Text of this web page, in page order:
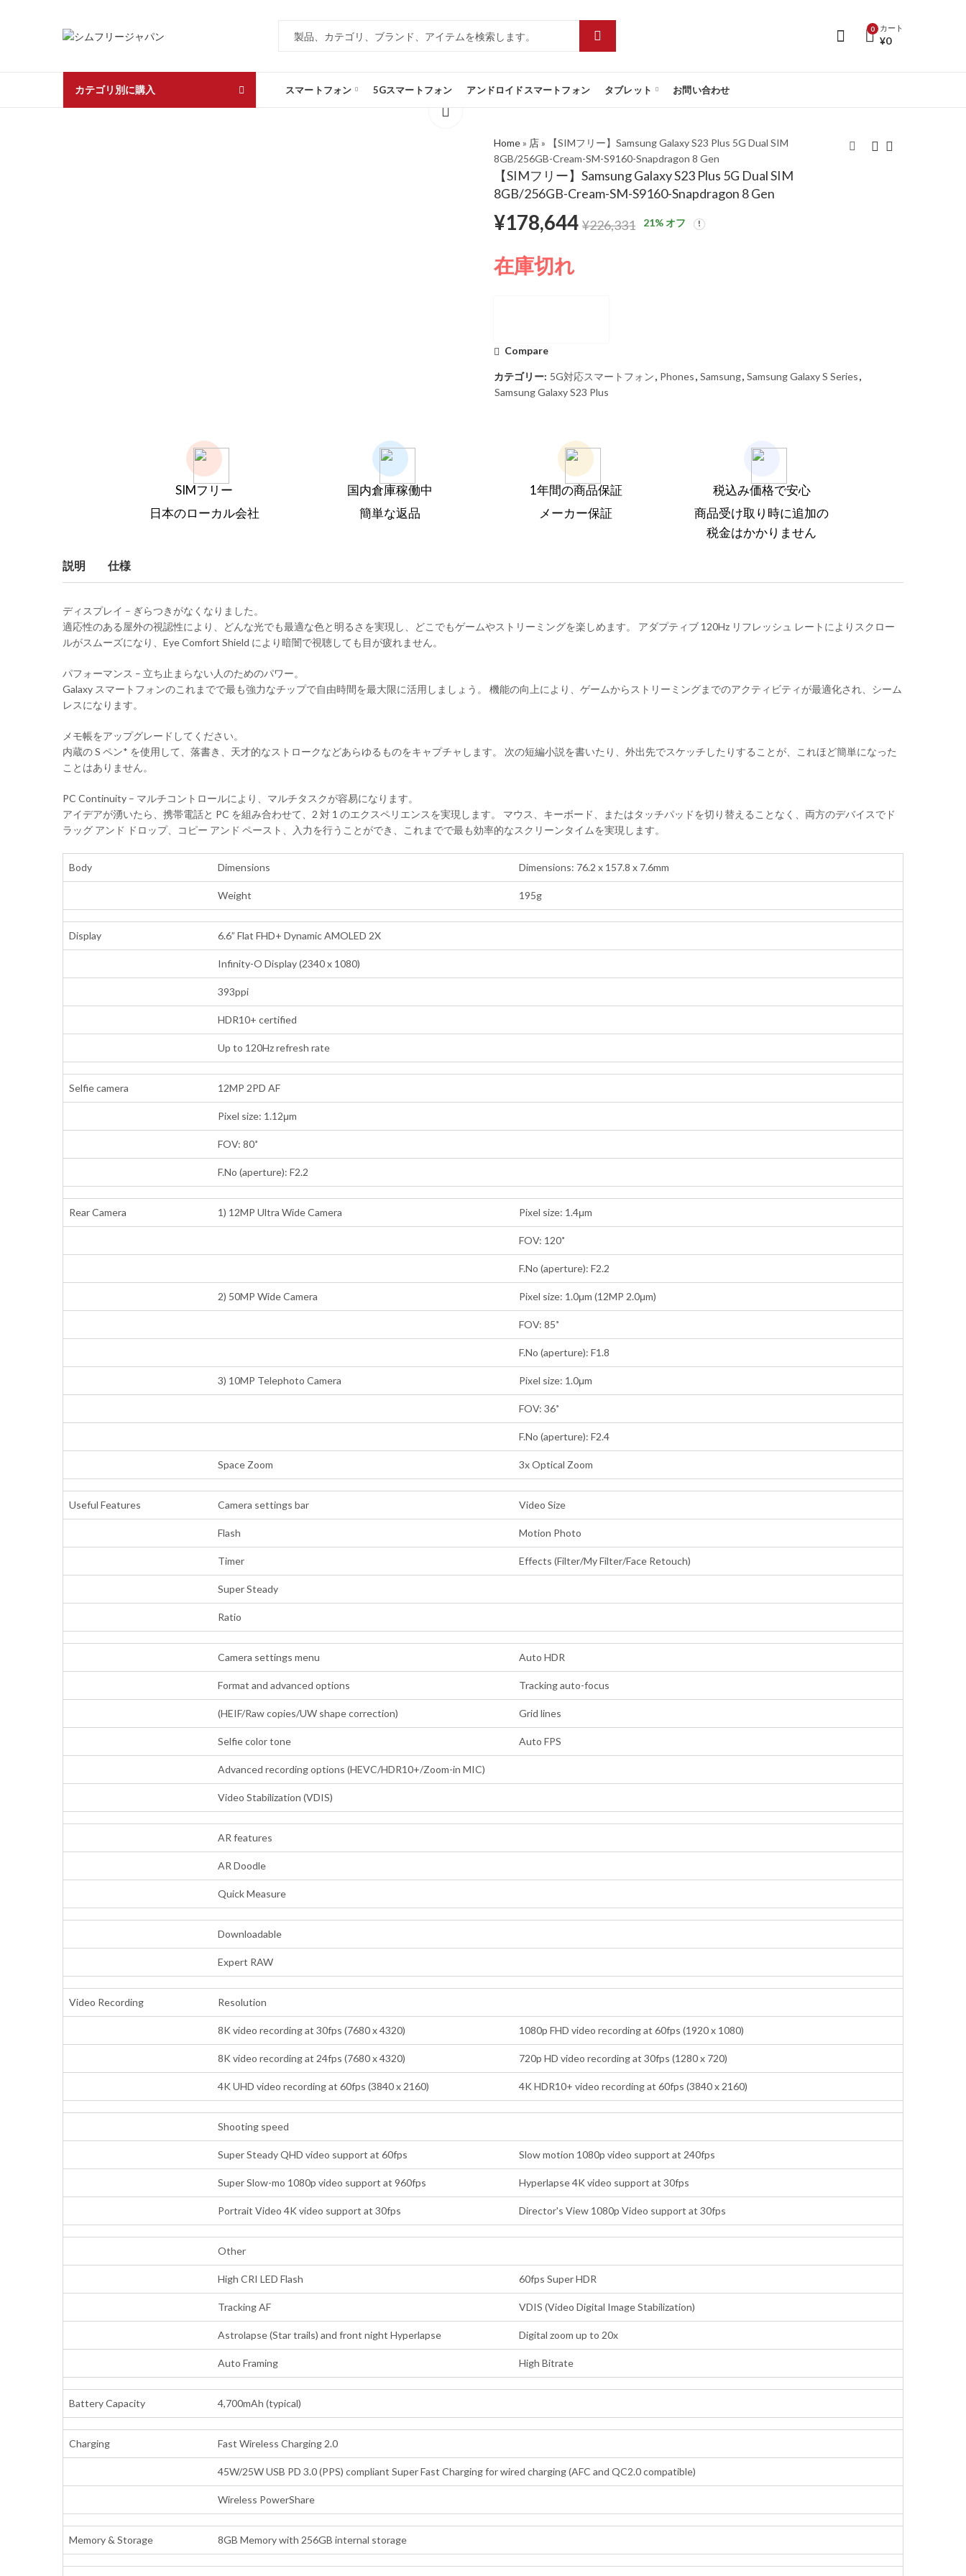
0 カート
¥0
カテゴリ別に購入 スマートフォン 5Gスマートフォン アンドロイドスマートフォン タブレット お問い合わせ
Home» 店»
【SIMフリー】Samsung Galaxy S23 Plus 5G Dual SIM
8GB/256GB-Cream-SM-S9160-Snapdragon 8 Gen
【SIMフリー】Samsung Galaxy S23 Plus 5G Dual SIM
8GB/256GB-Cream-SM-S9160-Snapdragon 8 Gen
¥178,644 ¥226,331 21% オフ
在庫切れ
Compare
カテゴリー: 5G対応スマートフォン, Phones, Samsung, Samsung Galaxy S Series,
Samsung Galaxy S23 Plus
SIMフリー
日本のローカル会社
国内倉庫稼働中
簡単な返品
1年間の商品保証
メーカー保証
税込み価格で安心
商品受け取り時に追加の
税金はかかりません
説明 仕様
ディスプレイ – ぎらつきがなくなりました。
適応性のある屋外の視認性により、どんな光でも最適な色と明るさを実現し、どこでもゲームやストリーミングを楽しめます。 アダプティブ 120Hz リフレッシュ レートによりスクロー
ルがスムーズになり、Eye Comfort Shield により暗闇で視聴しても目が疲れません。
パフォーマンス – 立ち止まらない人のためのパワー。
Galaxy スマートフォンのこれまでで最も強力なチップで自由時間を最大限に活用しましょう。 機能の向上により、ゲームからストリーミングまでのアクティビティが最適化され、シーム
レスになります。
メモ帳をアップグレードしてください。
内蔵の S ペン* を使用して、落書き、天才的なストロークなどあらゆるものをキャプチャします。 次の短編小説を書いたり、外出先でスケッチしたりすることが、これほど簡単になった
ことはありません。
PC Continuity – マルチコントロールにより、マルチタスクが容易になります。
アイデアが湧いたら、携帯電話と PC を組み合わせて、2 対 1 のエクスペリエンスを実現します。 マウス、キーボード、またはタッチパッドを切り替えることなく、両方のデバイスでド
ラッグ アンド ドロップ、コピー アンド ペースト、入力を行うことができ、これまでで最も効率的なスクリーンタイムを実現します。
Body Dimensions Dimensions: 76.2 x 157.8 x 7.6mm
Weight 195g
Display 6.6” Flat FHD+ Dynamic AMOLED 2X
Infinity-O Display (2340 x 1080)
393ppi
HDR10+ certified
Up to 120Hz refresh rate
Selfie camera 12MP 2PD AF
Pixel size: 1.12μm
FOV: 80˚
F.No (aperture): F2.2
Rear Camera 1) 12MP Ultra Wide Camera Pixel size: 1.4μm
FOV: 120˚
F.No (aperture): F2.2
2) 50MP Wide Camera Pixel size: 1.0μm (12MP 2.0μm)
FOV: 85˚
F.No (aperture): F1.8
3) 10MP Telephoto Camera Pixel size: 1.0μm
FOV: 36˚
F.No (aperture): F2.4
Space Zoom 3x Optical Zoom
Useful Features Camera settings bar Video Size
Flash Motion Photo
Timer Effects (Filter/My Filter/Face Retouch)
Super Steady
Ratio
Camera settings menu Auto HDR
Format and advanced options Tracking auto-focus
(HEIF/Raw copies/UW shape correction) Grid lines
Selfie color tone Auto FPS
Advanced recording options (HEVC/HDR10+/Zoom-in MIC)
Video Stabilization (VDIS)
AR features
AR Doodle
Quick Measure
Downloadable
Expert RAW
Video Recording Resolution
8K video recording at 30fps (7680 x 4320) 1080p FHD video recording at 60fps (1920 x 1080)
8K video recording at 24fps (7680 x 4320) 720p HD video recording at 30fps (1280 x 720)
4K UHD video recording at 60fps (3840 x 2160) 4K HDR10+ video recording at 60fps (3840 x 2160)
Shooting speed
Super Steady QHD video support at 60fps Slow motion 1080p video support at 240fps
Super Slow-mo 1080p video support at 960fps Hyperlapse 4K video support at 30fps
Portrait Video 4K video support at 30fps Director's View 1080p Video support at 30fps
Other
High CRI LED Flash 60fps Super HDR
Tracking AF VDIS (Video Digital Image Stabilization)
Astrolapse (Star trails) and front night Hyperlapse Digital zoom up to 20x
Auto Framing High Bitrate
Battery Capacity 4,700mAh (typical)
Charging Fast Wireless Charging 2.0
45W/25W USB PD 3.0 (PPS) compliant Super Fast Charging for wired charging (AFC and QC2.0 compatible)
Wireless PowerShare
Memory & Storage 8GB Memory with 256GB internal storage